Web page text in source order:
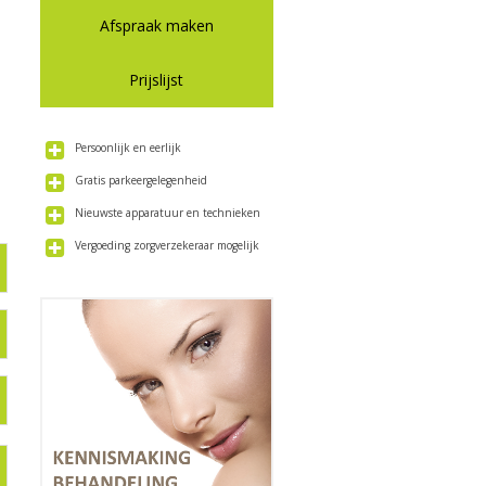
Afspraak maken
Prijslijst
Persoonlijk en eerlijk
Gratis parkeergelegenheid
Nieuwste apparatuur en technieken
Vergoeding zorgverzekeraar mogelijk